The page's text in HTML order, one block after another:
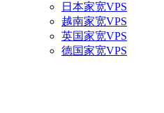
日本家宽VPS
越南家宽VPS
英国家宽VPS
德国家宽VPS